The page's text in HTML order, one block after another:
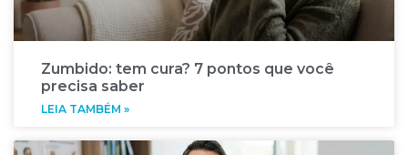
Zumbido: tem cura? 7 pontos que você
precisa saber
LEIA TAMBÉM »